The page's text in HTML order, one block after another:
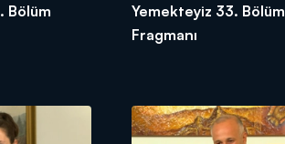
Bölüm
Yemekteyiz 33. Bölüm
Fragmanı